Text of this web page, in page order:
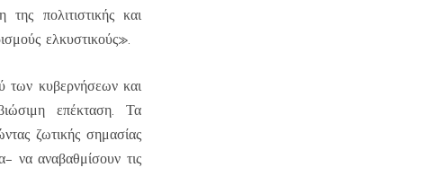
πολιτιστικής και
ελκυστικούς».
των κυβερνήσεων και
επέκταση. Τα
ζωτικής σημασίας
να αναβαθμίσουν τις